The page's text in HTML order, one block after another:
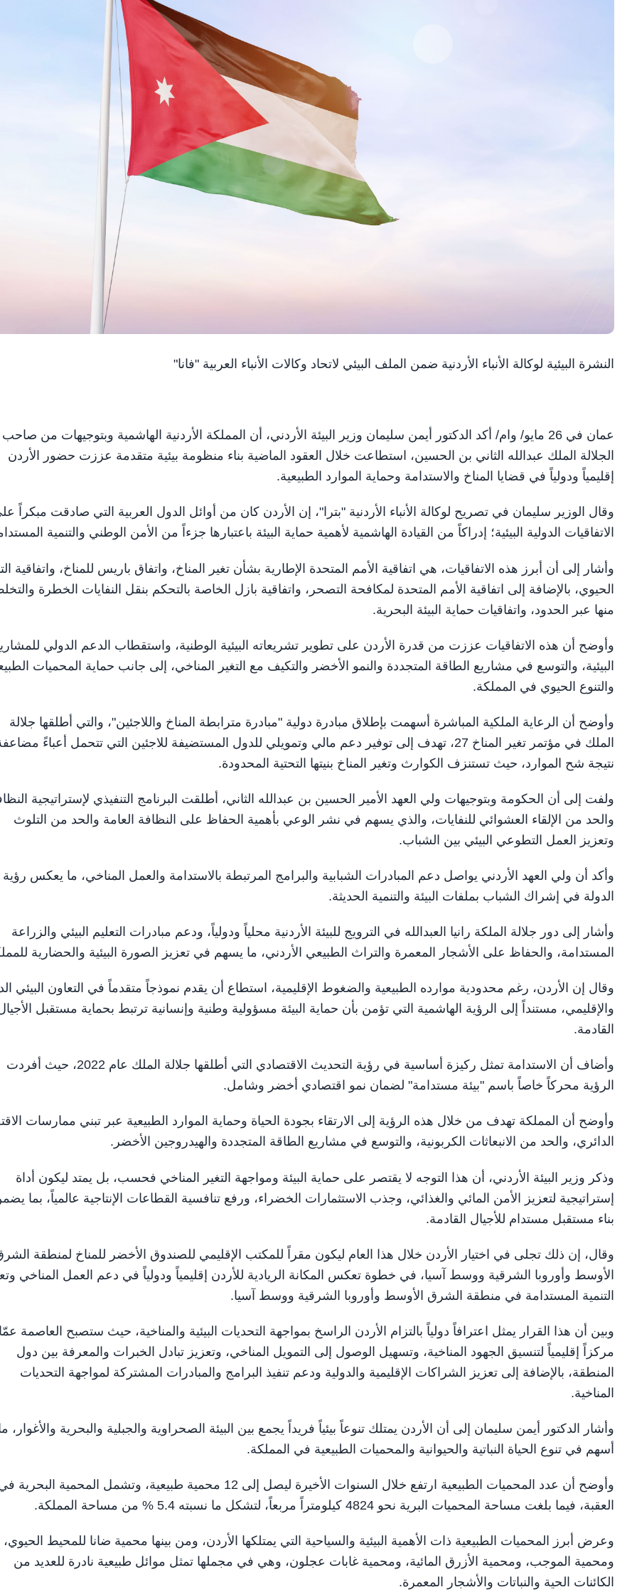
النشرة البيئية لوكالة الأنباء الأردنية ضمن الملف البيئي لاتحاد وكالات الأنباء العربية "فانا"
عمان في 26 مايو/ وام/ أكد الدكتور أيمن سليمان وزير البيئة الأردني، أن المملكة الأردنية الهاشمية وبتوجيهات من صاحب
الجلالة الملك عبدالله الثاني بن الحسين، استطاعت خلال العقود الماضية بناء منظومة بيئية متقدمة عززت حضور الأردن
إقليمياً ودولياً في قضايا المناخ والاستدامة وحماية الموارد الطبيعية.
وقال الوزير سليمان في تصريح لوكالة الأنباء الأردنية "بترا"، إن الأردن كان من أوائل الدول العربية التي صادقت مبكراً
الاتفاقيات الدولية البيئية؛ إدراكاً من القيادة الهاشمية لأهمية حماية البيئة باعتبارها جزءاً من الأمن الوطني والتنمية
وأشار إلى أن أبرز هذه الاتفاقيات، هي اتفاقية الأمم المتحدة الإطارية بشأن تغير المناخ، واتفاق باريس للمناخ، واتفاقية
الحيوي، بالإضافة إلى اتفاقية الأمم المتحدة لمكافحة التصحر، واتفاقية بازل الخاصة بالتحكم بنقل النفايات الخطرة
منها عبر الحدود، واتفاقيات حماية البيئة البحرية.
وأوضح أن هذه الاتفاقيات عززت من قدرة الأردن على تطوير تشريعاته البيئية الوطنية، واستقطاب الدعم الدولي
البيئية، والتوسع في مشاريع الطاقة المتجددة والنمو الأخضر والتكيف مع التغير المناخي، إلى جانب حماية المحميات
والتنوع الحيوي في المملكة.
وأوضح أن الرعاية الملكية المباشرة أسهمت بإطلاق مبادرة دولية "مبادرة مترابطة المناخ واللاجئين"، والتي أطلقها جلالة
الملك في مؤتمر تغير المناخ 27، تهدف إلى توفير دعم مالي وتمويلي للدول المستضيفة للاجئين التي تتحمل أعباءً
نتيجة شح الموارد، حيث تستنزف الكوارث وتغير المناخ بنيتها التحتية المحدودة.
ولفت إلى أن الحكومة وبتوجيهات ولي العهد الأمير الحسين بن عبدالله الثاني، أطلقت البرنامج التنفيذي لإستراتيجية
والحد من الإلقاء العشوائي للنفايات، والذي يسهم في نشر الوعي بأهمية الحفاظ على النظافة العامة والحد من التلوث
وتعزيز العمل التطوعي البيئي بين الشباب.
وأكد أن ولي العهد الأردني يواصل دعم المبادرات الشبابية والبرامج المرتبطة بالاستدامة والعمل المناخي، ما يعكس رؤية
الدولة في إشراك الشباب بملفات البيئة والتنمية الحديثة.
وأشار إلى دور جلالة الملكة رانيا العبدالله في الترويج للبيئة الأردنية محلياً ودولياً، ودعم مبادرات التعليم البيئي والزراعة
المستدامة، والحفاظ على الأشجار المعمرة والتراث الطبيعي الأردني، ما يسهم في تعزيز الصورة البيئية والحضارية
وقال إن الأردن، رغم محدودية موارده الطبيعية والضغوط الإقليمية، استطاع أن يقدم نموذجاً متقدماً في التعاون البيئي
والإقليمي، مستنداً إلى الرؤية الهاشمية التي تؤمن بأن حماية البيئة مسؤولية وطنية وإنسانية ترتبط بحماية مستقبل
القادمة.
وأضاف أن الاستدامة تمثل ركيزة أساسية في رؤية التحديث الاقتصادي التي أطلقها جلالة الملك عام 2022، حيث أفردت
الرؤية محركاً خاصاً باسم "بيئة مستدامة" لضمان نمو اقتصادي أخضر وشامل.
وأوضح أن المملكة تهدف من خلال هذه الرؤية إلى الارتقاء بجودة الحياة وحماية الموارد الطبيعية عبر تبني ممارسات
الدائري، والحد من الانبعاثات الكربونية، والتوسع في مشاريع الطاقة المتجددة والهيدروجين الأخضر.
وذكر وزير البيئة الأردني، أن هذا التوجه لا يقتصر على حماية البيئة ومواجهة التغير المناخي فحسب، بل يمتد ليكون أداة
إستراتيجية لتعزيز الأمن المائي والغذائي، وجذب الاستثمارات الخضراء، ورفع تنافسية القطاعات الإنتاجية عالمياً، بما
بناء مستقبل مستدام للأجيال القادمة.
وقال، إن ذلك تجلى في اختيار الأردن خلال هذا العام ليكون مقراً للمكتب الإقليمي للصندوق الأخضر للمناخ لمنطقة
الأوسط وأوروبا الشرقية ووسط آسيا، في خطوة تعكس المكانة الريادية للأردن إقليمياً ودولياً في دعم العمل المناخي
التنمية المستدامة في منطقة الشرق الأوسط وأوروبا الشرقية ووسط آسيا.
وبين أن هذا القرار يمثل اعترافاً دولياً بالتزام الأردن الراسخ بمواجهة التحديات البيئية والمناخية، حيث ستصبح العاصمة
مركزاً إقليمياً لتنسيق الجهود المناخية، وتسهيل الوصول إلى التمويل المناخي، وتعزيز تبادل الخبرات والمعرفة بين دول
المنطقة، بالإضافة إلى تعزيز الشراكات الإقليمية والدولية ودعم تنفيذ البرامج والمبادرات المشتركة لمواجهة التحديات
المناخية.
وأشار الدكتور أيمن سليمان إلى أن الأردن يمتلك تنوعاً بيئياً فريداً يجمع بين البيئة الصحراوية والجبلية والبحرية والأغوار،
أسهم في تنوع الحياة النباتية والحيوانية والمحميات الطبيعية في المملكة.
وأوضح أن عدد المحميات الطبيعية ارتفع خلال السنوات الأخيرة ليصل إلى 12 محمية طبيعية، وتشمل المحمية البحرية
العقبة، فيما بلغت مساحة المحميات البرية نحو 4824 كيلومتراً مربعاً، لتشكل ما نسبته 5.4 % من مساحة المملكة.
وعرض أبرز المحميات الطبيعية ذات الأهمية البيئية والسياحية التي يمتلكها الأردن، ومن بينها محمية ضانا للمحيط الحيوي،
ومحمية الموجب، ومحمية الأزرق المائية، ومحمية غابات عجلون، وهي في مجملها تمثل موائل طبيعية نادرة للعديد من
الكائنات الحية والنباتات والأشجار المعمرة.